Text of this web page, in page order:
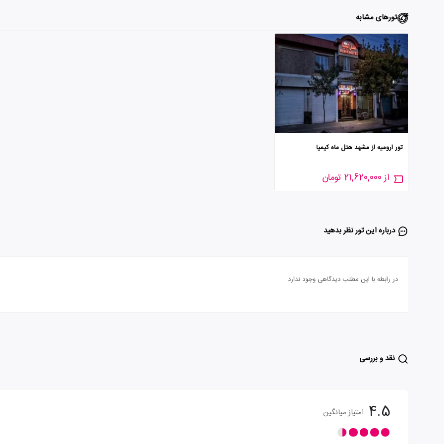
تورهای مشابه
تور ارومیه از مشهد هتل ماه کیمیا
از 21,620,000 تومان
درباره این تور‌ نظر بدهید
در رابطه با این مطلب دیدگاهی وجود ندارد
نقد و بررسی
4.5 امتیاز میانگین